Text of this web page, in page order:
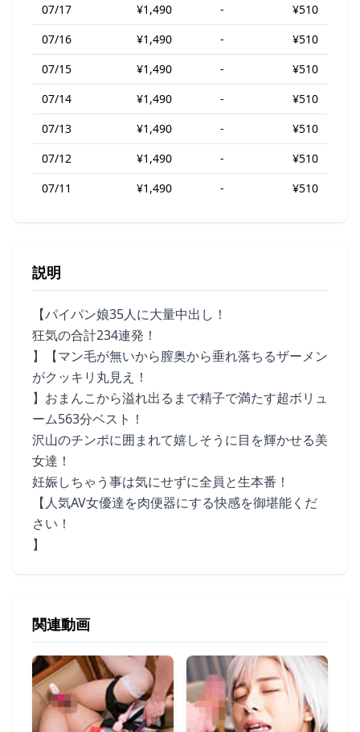
07/17
¥1,490 -
¥510
07/16
¥1,490 -
¥510
07/15
¥1,490 -
¥510
07/14
¥1,490 -
¥510
07/13
¥1,490 -
¥510
07/12
¥1,490 -
¥510
07/11
¥1,490 - ¥510
説明
【パイパン娘35人に大量中出し！
狂気の合計234連発！
】【マン毛が無いから膣奥から垂れ落ちるザーメン
がクッキリ丸見え！
】おまんこから溢れ出るまで精子で満たす超ボリュ
ーム563分ベスト！
沢山のチンポに囲まれて嬉しそうに目を輝かせる美
女達！
妊娠しちゃう事は気にせずに全員と生本番！
【人気AV女優達を肉便器にする快感を御堪能くだ
さい！
】
関連動画